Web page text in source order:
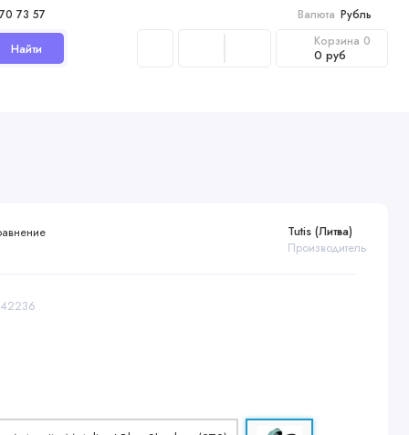
73 57 Валюта Рубль
Найти Корзина 0
0 руб
Tutis (Литва)
Производитель